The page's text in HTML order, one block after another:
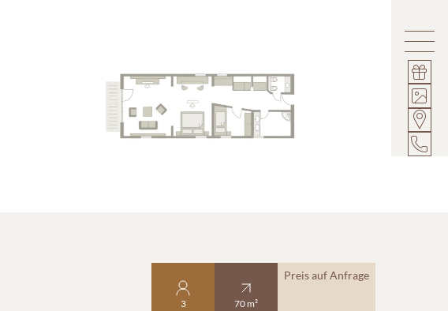
3 70 m²
Preis auf Anfrage